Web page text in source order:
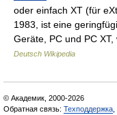
oder einfach XT (für
1983, ist eine
Geräte, PC und PC
Deutsch Wikipedia
© Академик, 2000-2026
Обратная связь: Техподдержка